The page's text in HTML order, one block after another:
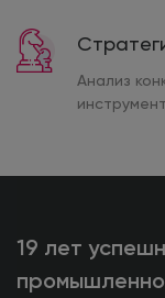
Анализ
19 лет